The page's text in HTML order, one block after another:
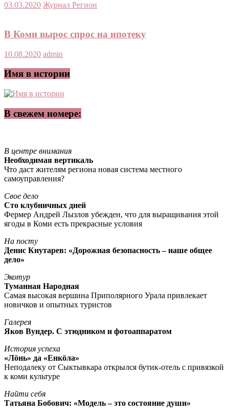
03.03.2020 Журнал Регион
В Коми вырос спрос на ипотеку
10.08.2020 admin
Имя в истории
В свежем номере:
В центре внимания
Необходимая вертикаль
Что даст жителям региона новая система местного
самоуправления?
Свое дело
Сто клубничных дней
Фермер Андрей Лызлов убежден, что для выращивания этой
ягоды в Коми есть прекрасные условия
На посту
Денис Кнутарев: «Дорожная безопасность – наше общее
дело»
Экотур
Туманная Народная
Самая высокая вершина Приполярного Урала привлекает
новичков и опытных туристов
Галерея
Яков Вундер. С этюдником и фотоаппаратом
История успеха
«Лöнь» да «Енкöла»
Неподалеку от Сыктывкара открылся бутик-отель с привязкой
к коми культуре
Найти себя
Татьяна Бобович: «Модель – это состояние души»